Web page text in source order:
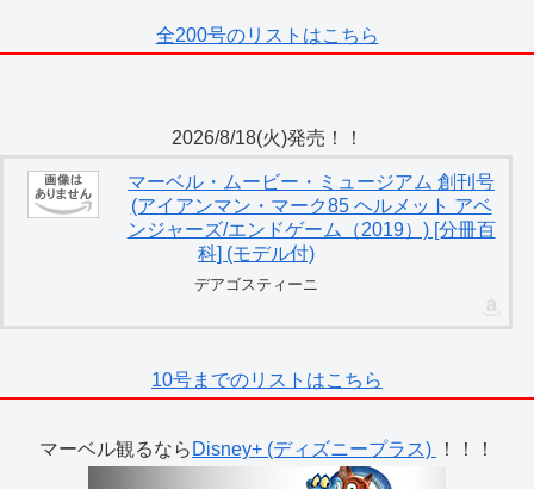
全200号のリストはこちら
2026/8/18(火)発売！！
マーベル・ムービー・ミュージアム 創刊号
(アイアンマン・マーク85 ヘルメット アベ
ンジャーズ/エンドゲーム（2019）) [分冊百
科] (モデル付)
デアゴスティーニ
10号までのリストはこちら
マーベル観るなら Disney+ (ディズニープラス) ！！！